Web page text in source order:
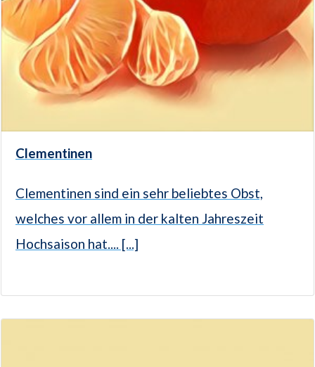
Clementinen
Clementinen sind ein sehr beliebtes Obst,
welches vor allem in der kalten Jahreszeit
Hochsaison hat.... [...]